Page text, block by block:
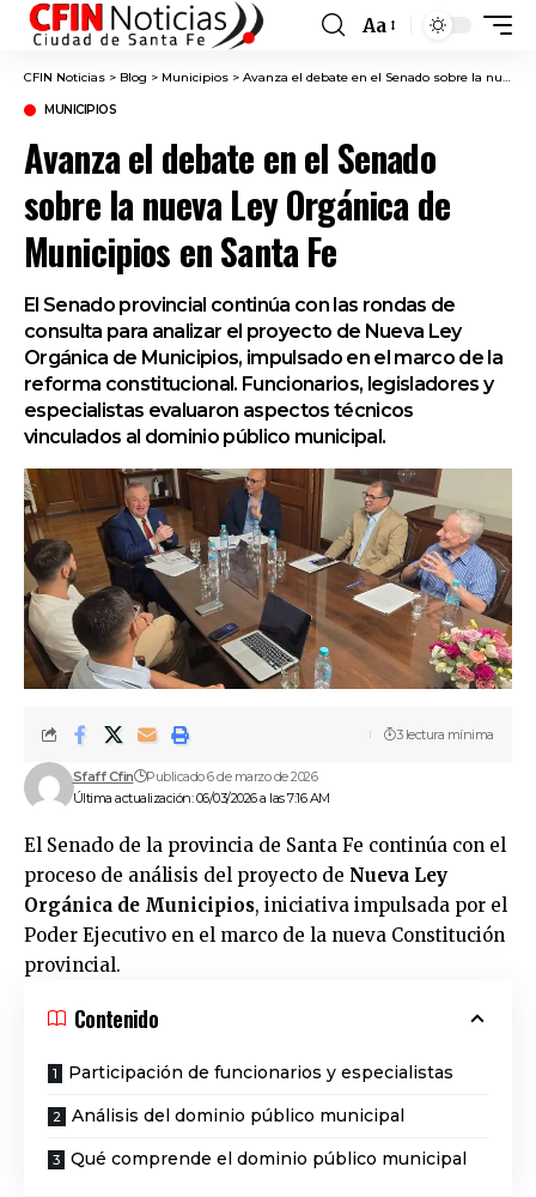
Font
Resizer
Aa
CFIN Noticias > Blog > Municipios > Avanza el debate en el Senado sobre la nueva Ley Orgánica de Municipios en Santa Fe
MUNICIPIOS
Avanza el debate en el Senado
sobre la nueva Ley Orgánica de
Municipios en Santa Fe
El Senado provincial continúa con las rondas de
consulta para analizar el proyecto de Nueva Ley
Orgánica de Municipios, impulsado en el marco de la
reforma constitucional. Funcionarios, legisladores y
especialistas evaluaron aspectos técnicos
vinculados al dominio público municipal.
Última actualización: 06/03/2026 a las 7:16 AM
Sfaff Cfin Publicado 6 de marzo de 2026
3 lectura mínima
El Senado de la provincia de Santa Fe continúa con el
proceso de análisis del proyecto de Nueva Ley
Orgánica de Municipios, iniciativa impulsada por el
Poder Ejecutivo en el marco de la nueva Constitución
provincial.
Contenido
Participación de funcionarios y especialistas
Análisis del dominio público municipal
Qué comprende el dominio público municipal